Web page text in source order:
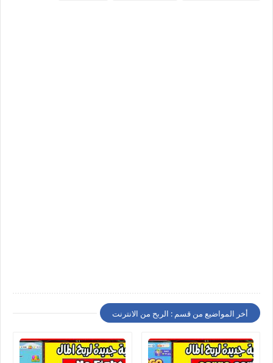
أخر المواضيع من قسم : الربح من الانترنت